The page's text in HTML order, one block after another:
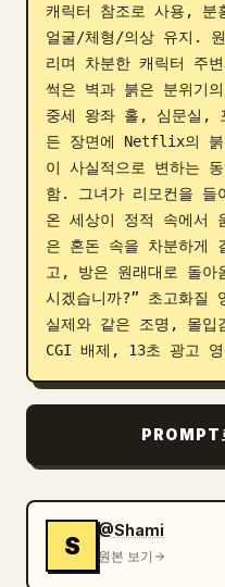
캐릭터 참조로 사용, 분
얼굴/체형/의상 유지.
리며 차분한 캐릭터 주
썩은 벽과 붉은 분위기
중세 왕좌 홀, 심문실,
든 장면에 Netflix의 붉
이 사실적으로 변하는
함. 그녀가 리모컨을 들
온 세상이 정적 속에서
은 혼돈 속을 차분하게
고, 방은 원래대로 돌
시겠습니까?” 초고화질
실제와 같은 조명, 몰입
CGI 배제, 13초 광고
PROMPT
S
@Shami
원본 보기